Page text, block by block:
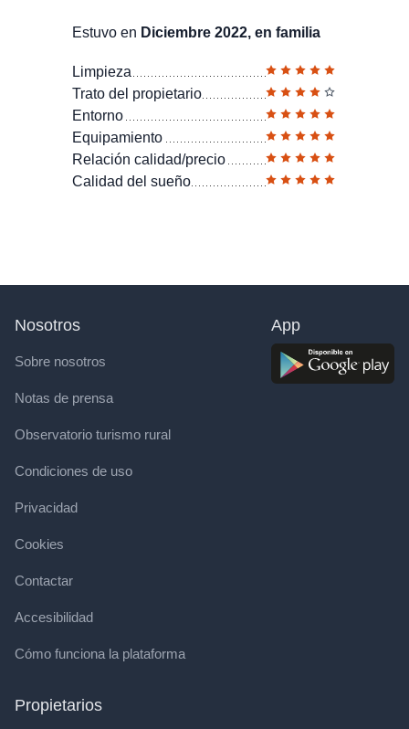
Estuvo en Diciembre 2022, en familia
Limpieza
Trato del propietario
Entorno
Equipamiento
Relación calidad/precio
Calidad del sueño
Nosotros
Sobre nosotros
Notas de prensa
Observatorio turismo rural
Condiciones de uso
Privacidad
Cookies
Contactar
Accesibilidad
Cómo funciona la plataforma
Propietarios
App